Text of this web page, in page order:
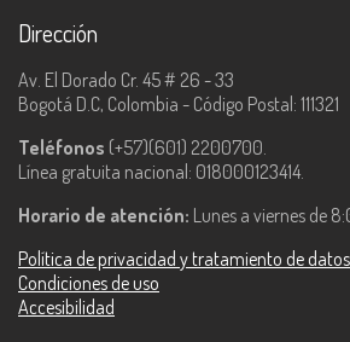
Dirección
Av. El Dorado Cr. 45 # 26 - 33
Bogotá D.C, Colombia - Código Postal: 111321
Teléfonos (+57)(601) 2200700.
Línea gratuita nacional: 018000123414.
Horario de atención: Lunes a viernes de
Política de privacidad y tratamiento de
Condiciones de uso
Accesibilidad